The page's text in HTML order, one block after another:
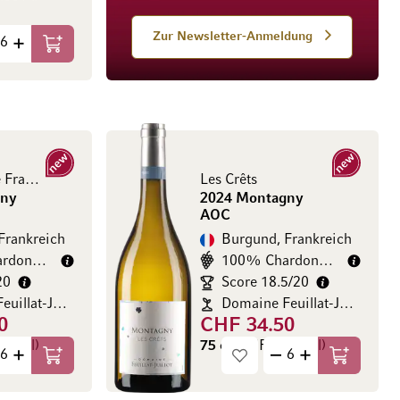
Zur Newsletter-Anmeldung
In den Warenkorb
Les Vignes de Françoise
Neu
100% Chardonnay
Domaine Feuillat-Julliot
/ l)
In den Warenkorb
Les Crêts
2024 Montagny
AOC
Neu
Burgund, Frankreich
100% Chardonnay
Score 18.5/20
Domaine Feuillat-Julliot
CHF 34.50
75 cl (CHF 46.00 / l)
In den